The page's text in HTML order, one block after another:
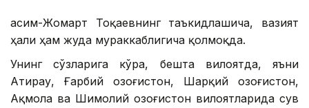
Қасим-Жомарт Тоқаевнинг таъкидлашича, вазият
ҳали ҳам жуда мураккаблигича қолмоқда.
Унинг сўзларига кўра, бешта вилоятда, яъни
Атирау, Ғарбий Қозоғистон, Шарқий Қозоғистон,
Ақмола ва Шимолий Қозоғистон вилоятларида сув